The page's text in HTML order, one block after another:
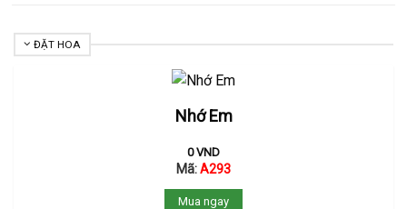
ĐẶT HOA
Nhớ Em
0VND
Mã:A293
Mua ngay